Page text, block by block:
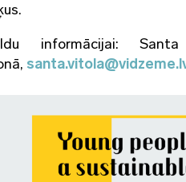
informācijai: